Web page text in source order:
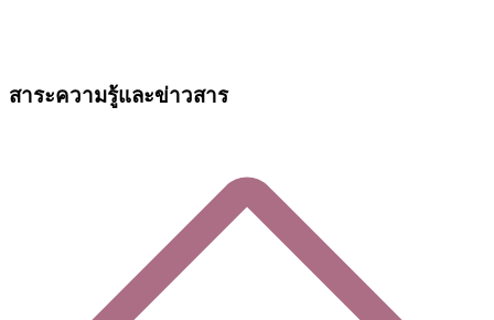
สาระความรู้และข่าวสาร